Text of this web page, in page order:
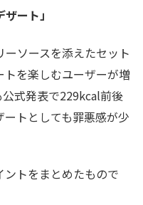
ート」
ソースを添えたセット
を楽しむユーザーが増
式発表で229kcal前後
トとしても罪悪感が少
トをまとめたもので